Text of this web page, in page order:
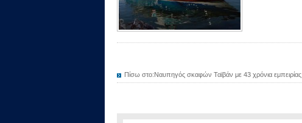
Πίσω στο:Ναυπηγός σκαφών Ταϊβάν με 43 χρόνια εμπειρίας